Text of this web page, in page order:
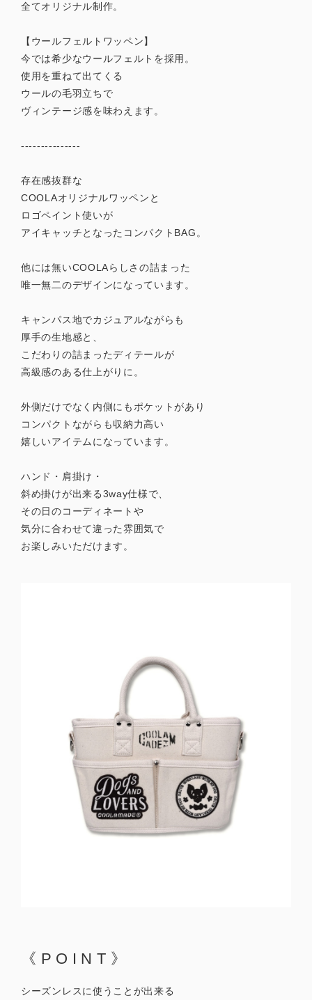
全てオリジナル制作。
【ウールフェルトワッペン】
今では希少なウールフェルトを採用。
使用を重ねて出てくる
ウールの毛羽立ちで
ヴィンテージ感を味わえます。
---------------
存在感抜群な
COOLAオリジナルワッペンと
ロゴペイント使いが
アイキャッチとなったコンパクトBAG。
他には無いCOOLAらしさの詰まった
唯一無二のデザインになっています。
キャンパス地でカジュアルながらも
厚手の生地感と、
こだわりの詰まったディテールが
高級感のある仕上がりに。
外側だけでなく内側にもポケットがあり
コンパクトながらも収納力高い
嬉しいアイテムになっています。
ハンド・肩掛け・
斜め掛けが出来る3way仕様で、
その日のコーディネートや
気分に合わせて違った雰囲気で
お楽しみいただけます。
《POINT》
シーズンレスに使うことが出来る